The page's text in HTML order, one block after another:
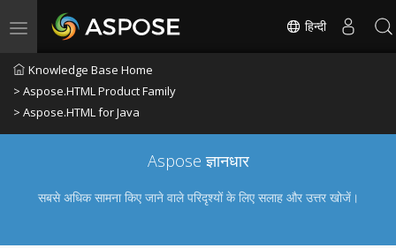
Toggle navigation हिन्दी
Knowledge Base Home
> Aspose.HTML Product Family
> Aspose.HTML for Java
Aspose ज्ञानधार
सबसे अधिक सामना किए जाने वाले परिदृश्यों के लिए सलाह और उत्तर खोजें।